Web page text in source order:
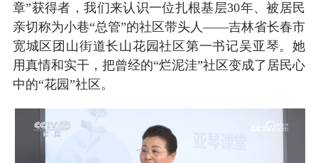
章”获得者，我们来认识一位扎根基层30年、被居民
亲切称为小巷“总管”的社区带头人——吉林省长春市
宽城区团山街道长山花园社区第一书记吴亚琴。她
用真情和实干，把曾经的“烂泥洼”社区变成了居民心
中的“花园”社区。